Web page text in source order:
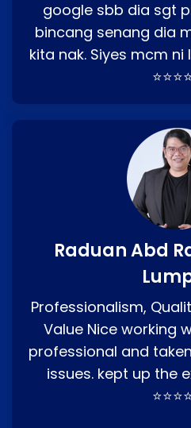
google sbb dia sgt
bincang senang dia
kita nak. Siyes mcm
Raduan Abd
Professionalism,
Value Nice working
professional and
issues. kept up the